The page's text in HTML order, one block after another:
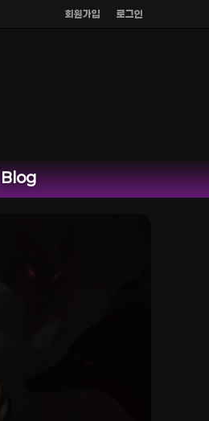
회원가입 로그인
Blog